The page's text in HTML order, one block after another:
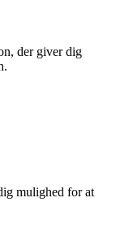
der giver dig
mulighed for at